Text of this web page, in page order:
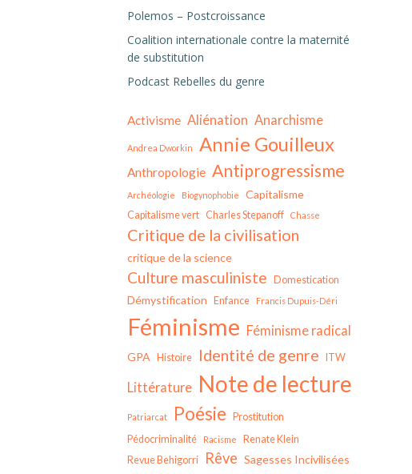
Polemos – Postcroissance
Coalition internationale contre la maternité
de substitution
Podcast Rebelles du genre
Activisme Aliénation Anarchisme
Andrea Dworkin Annie Gouilleux
Anthropologie Antiprogressisme
Archéologie Biogynophobie Capitalisme
Capitalisme vert Charles Stepanoff Chasse
Critique de la civilisation
critique de la science
Culture masculiniste Domestication
Démystification Enfance Francis Dupuis-Déri
Féminisme Féminisme radical
GPA Histoire Identité de genre ITW
Littérature Note de lecture
Patriarcat Poésie Prostitution
Pédocriminalité
Racisme
Renate Klein
Revue Behigorri
Rêve Sagesses Incivilisées